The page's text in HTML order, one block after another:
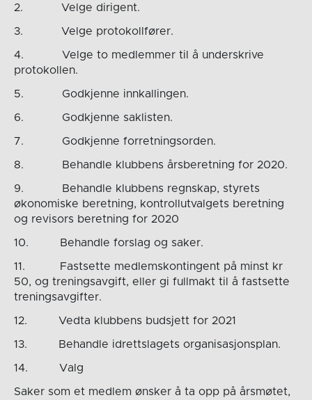
2. Velge dirigent.
3. Velge protokollfører.
4. Velge to medlemmer til å underskrive
protokollen.
5. Godkjenne innkallingen.
6. Godkjenne saklisten.
7. Godkjenne forretningsorden.
8. Behandle klubbens årsberetning for 2020.
9. Behandle klubbens regnskap, styrets
økonomiske beretning, kontrollutvalgets beretning
og revisors beretning for 2020
10. Behandle forslag og saker.
11. Fastsette medlemskontingent på minst kr
50, og treningsavgift, eller gi fullmakt til å fastsette
treningsavgifter.
12. Vedta klubbens budsjett for 2021
13. Behandle idrettslagets organisasjonsplan.
14. Valg
Saker som et medlem ønsker å ta opp på årsmøtet,